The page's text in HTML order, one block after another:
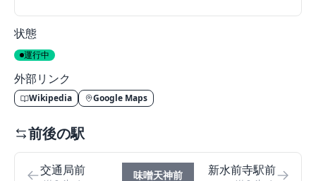
状態
運行中
外部リンク
Wikipedia Google Maps
前後の駅
交通局前 味噌天神前 新水前寺駅前